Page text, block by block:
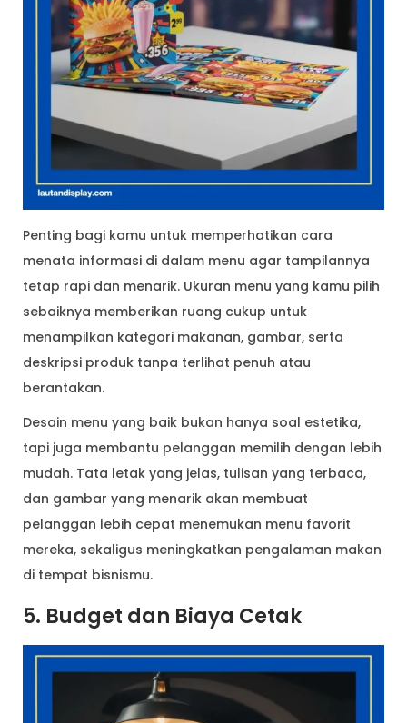
Penting bagi kamu untuk memperhatikan cara
menata informasi di dalam menu agar tampilannya
tetap rapi dan menarik. Ukuran menu yang kamu pilih
sebaiknya memberikan ruang cukup untuk
menampilkan kategori makanan, gambar, serta
deskripsi produk tanpa terlihat penuh atau
berantakan.
Desain menu yang baik bukan hanya soal estetika,
tapi juga membantu pelanggan memilih dengan lebih
mudah. Tata letak yang jelas, tulisan yang terbaca,
dan gambar yang menarik akan membuat
pelanggan lebih cepat menemukan menu favorit
mereka, sekaligus meningkatkan pengalaman makan
di tempat bisnismu.
5. Budget dan Biaya Cetak